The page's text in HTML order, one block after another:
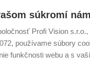
súkromí
Profi Vision s.r.o.,
používame súbory
funkčnosti webu a s
na
píšeme
Twitteri